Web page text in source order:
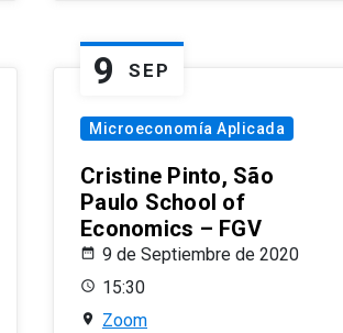
9 SEP
Microeconomía Aplicada
Cristine Pinto, São
Paulo School of
Economics – FGV
9 de Septiembre de 2020
15:30
Zoom